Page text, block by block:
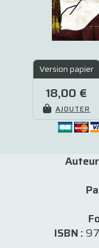
Version papier
18,00 €
AJOUTER
ISBN :